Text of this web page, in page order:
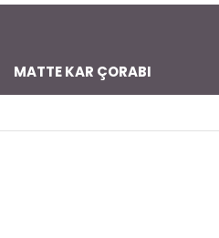
MATTE KAR ÇORABI